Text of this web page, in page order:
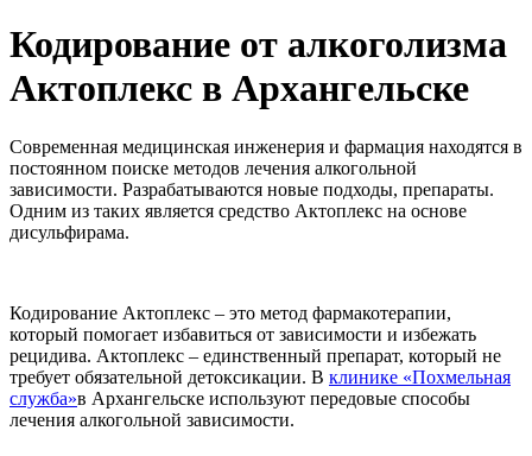
Кодирование от алкоголизма
Актоплекс в Архангельске
Современная медицинская инженерия и фармация находятся в
постоянном поиске методов лечения алкогольной
зависимости. Разрабатываются новые подходы, препараты.
Одним из таких является средство Актоплекс на основе
дисульфирама.
Кодирование Актоплекс – это метод фармакотерапии,
который помогает избавиться от зависимости и избежать
рецидива. Актоплекс – единственный препарат, который не
требует обязательной детоксикации. В клинике «Похмельная
служба»в Архангельске используют передовые способы
лечения алкогольной зависимости.